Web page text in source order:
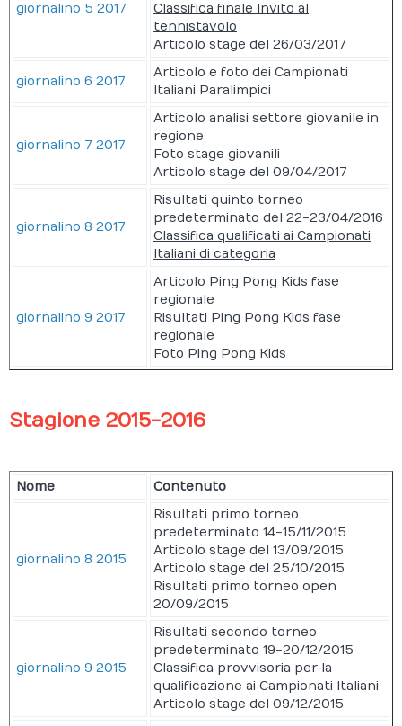
giornalino 5 2017
Classifica finale Invito al
tennistavolo
Articolo stage del 26/03/2017
giornalino 6 2017
Articolo e foto dei Campionati
Italiani Paralimpici
giornalino 7 2017
Articolo analisi settore giovanile in
regione
Foto stage giovanili
Articolo stage del 09/04/2017
giornalino 8 2017
Risultati quinto torneo
predeterminato del 22-23/04/2016
Classifica qualificati ai Campionati
Italiani di categoria
giornalino 9 2017
Articolo Ping Pong Kids fase
regionale
Risultati Ping Pong Kids fase
regionale
Foto Ping Pong Kids
Stagione 2015-2016
Nome Contenuto
giornalino 8 2015
Risultati primo torneo
predeterminato 14-15/11/2015
Articolo stage del 13/09/2015
Articolo stage del 25/10/2015
Risultati primo torneo open
20/09/2015
giornalino 9 2015
Risultati secondo torneo
predeterminato 19-20/12/2015
Classifica provvisoria per la
qualificazione ai Campionati Italiani
Articolo stage del 09/12/2015